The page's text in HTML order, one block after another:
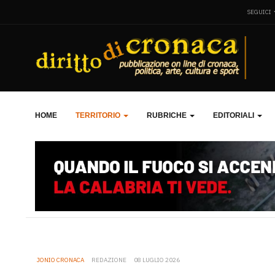
SEGUICI
HOME TERRITORIO RUBRICHE EDITORIALI
JONIO CRONACA REDAZIONE 08 LUGLIO 2026